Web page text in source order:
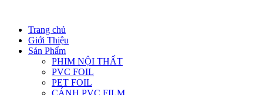
Trang chủ
Giới Thiệu
Sản Phẩm
PHIM NỘI THẤT
PVC FOIL
PET FOIL
CÁNH PVC FILM